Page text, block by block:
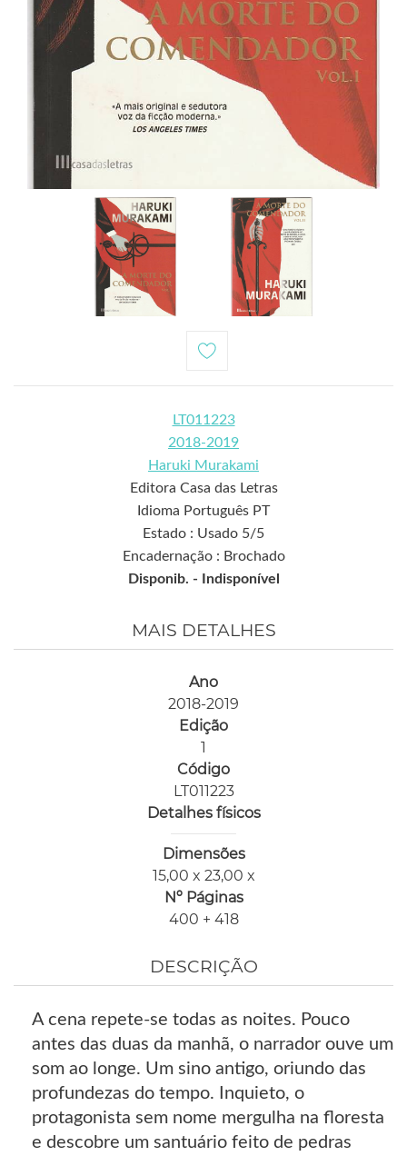
LT011223
2018-2019
Haruki Murakami
Editora Casa das Letras
Idioma Português PT
Estado : Usado 5/5
Encadernação : Brochado
Disponib. -
Indisponível
MAIS DETALHES
Ano
2018-2019
Edição
1
Código
LT011223
Detalhes físicos
Dimensões
15,00 x 23,00 x
Nº Páginas
400 + 418
DESCRIÇÃO
A cena repete-se todas as noites. Pouco
antes das duas da manhã, o narrador ouve um
som ao longe. Um sino antigo, oriundo das
profundezas do tempo. Inquieto, o
protagonista sem nome mergulha na floresta
e descobre um santuário feito de pedras